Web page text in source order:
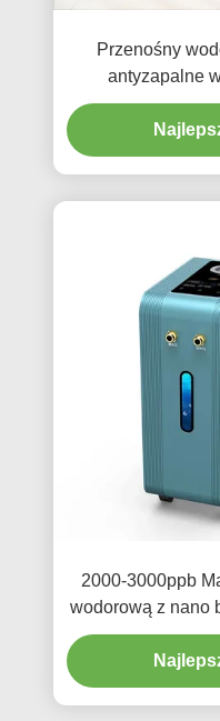
Przenośny
antyzapalne
2000-3000ppb
wodorową z nano
dla